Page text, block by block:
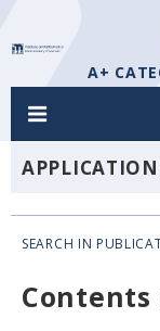
A+
SEARCH IN
Contents